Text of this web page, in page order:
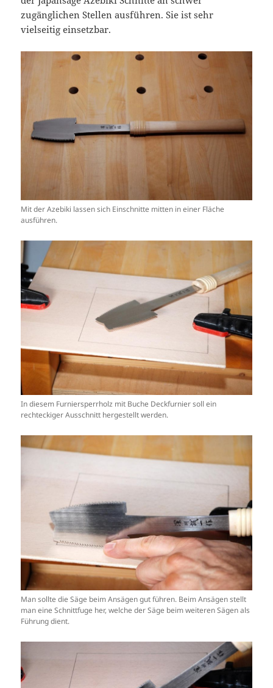
zugänglichen Stellen ausführen. Sie ist sehr
vielseitig einsetzbar.
Mit der Azebiki lassen sich Einschnitte mitten in einer Fläche
ausführen.
In diesem Furniersperrholz mit Buche Deckfurnier soll ein
rechteckiger Ausschnitt hergestellt werden.
Man sollte die Säge beim Ansägen gut führen. Beim Ansägen stellt
man eine Schnittfuge her, welche der Säge beim weiteren Sägen als
Führung dient.